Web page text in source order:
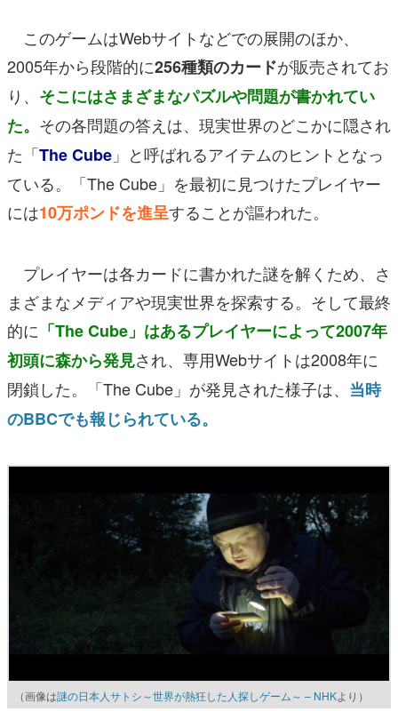
このゲームはWebサイトなどでの展開のほか、
2005年から段階的に256種類のカードが販売されてお
り、 そこにはさまざまなパズルや問題が書かれてい
た。 その各問題の答えは、現実世界のどこかに隠され
た「The Cube 」と呼ばれるアイテムのヒントとなっ
ている。「The Cube」を最初に見つけたプレイヤー
には10万ポンドを進呈することが謳われた。
プレイヤーは各カードに書かれた謎を解くため、さ
まざまなメディアや現実世界を探索する。そして最終
的に 「The Cube」はあるプレイヤーによって2007年
初頭に森から発見され、専用Webサイトは2008年に
閉鎖した。「The Cube」が発見された様子は、 当時
のBBCでも報じられている。
（画像は謎の日本人サトシ～世界が熱狂した人探しゲーム～ – NHKより）